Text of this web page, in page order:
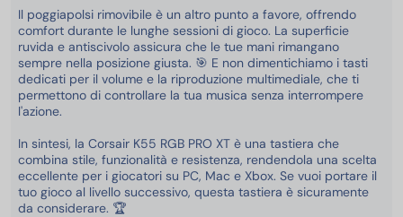
Il poggiapolsi rimovibile è un altro punto a favore, offrendo
comfort durante le lunghe sessioni di gioco. La superficie
ruvida e antiscivolo assicura che le tue mani rimangano
sempre nella posizione giusta. 🎯 E non dimentichiamo i tasti
dedicati per il volume e la riproduzione multimediale, che ti
permettono di controllare la tua musica senza interrompere
l'azione.
In sintesi, la Corsair K55 RGB PRO XT è una tastiera che
combina stile, funzionalità e resistenza, rendendola una scelta
eccellente per i giocatori su PC, Mac e Xbox. Se vuoi portare il
tuo gioco al livello successivo, questa tastiera è sicuramente
da considerare. 🏆